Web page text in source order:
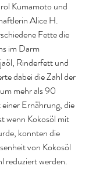
Kumamoto und
Alice H.
Fette die
im Darm
Rinderfett und
dabei die Zahl der
mehr als 90
Ernährung, die
wenn Kokosöl mit
konnten die
von Kokosöl
reduziert werden.